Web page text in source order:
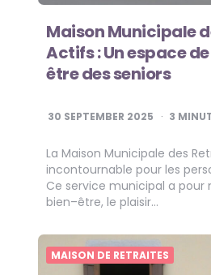
Maison Municipale
Actifs : Un espace
être des seniors
30 SEPTEMBER 2025 3
La Maison Municipale des
incontournable pour les
Ce service municipal a pour
bien–être, le plaisir…
MAISON DE RETRAITES